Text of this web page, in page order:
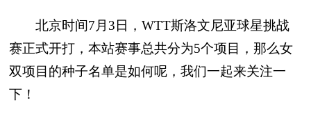
北京时间7月3日，WTT斯洛文尼亚球星挑战
赛正式开打，本站赛事总共分为5个项目，那么女
双项目的种子名单是如何呢，我们一起来关注一
下！